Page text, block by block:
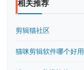
相关推荐
剪辑猫社区
猫咪剪辑软件哪个好用